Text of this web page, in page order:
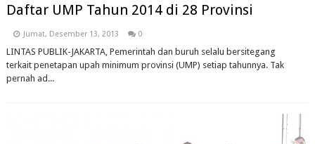
Daftar UMP Tahun 2014 di 28 Provinsi
Jumat, Desember 13, 2013 0
LINTAS PUBLIK-JAKARTA, Pemerintah dan buruh selalu bersitegang
terkait penetapan upah minimum provinsi (UMP) setiap tahunnya. Tak
pernah ad...